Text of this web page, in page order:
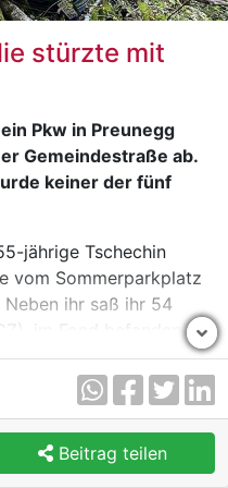
stürzte mit
Pkw in Preunegg
Gemeindestraße ab.
keiner der fünf
jährige Tschechin
vom Sommerparkplatz
ihr saß ihr 54
im Fond befanden
(18, 18 und 22-
einer Rechtskurve, fuhr
mit dem zweiten
auf den ersten Gang
laut Lenkerin aber
Beitrag teilen